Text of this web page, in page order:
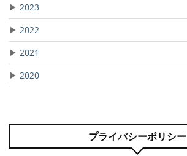
▶ 2023
▶ 2022
▶ 2021
▶ 2020
プライバシーポリシー